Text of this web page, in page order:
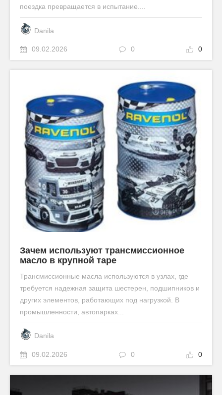
поездка превращается в испытание....
Danila
09.02.2026 0 0
Зачем используют трансмиссионное
масло в крупной таре
Трансмиссионные масла используются в узлах, где
требуется надежная защита шестерен, подшипников и
других элементов, работающих под нагрузкой. В
промышленности, автопарках...
Danila
09.02.2026 0 0